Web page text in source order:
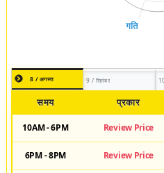
8 / अगस्त 9 / सितंबर
समय प्रकार
10AM - 6PM Review Price
6PM - 8PM Review Price